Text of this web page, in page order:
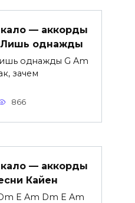
— аккорды
Лишь однажды
однажды G Am
зачем
866
— аккорды
Кайен
E Am Dm E Am